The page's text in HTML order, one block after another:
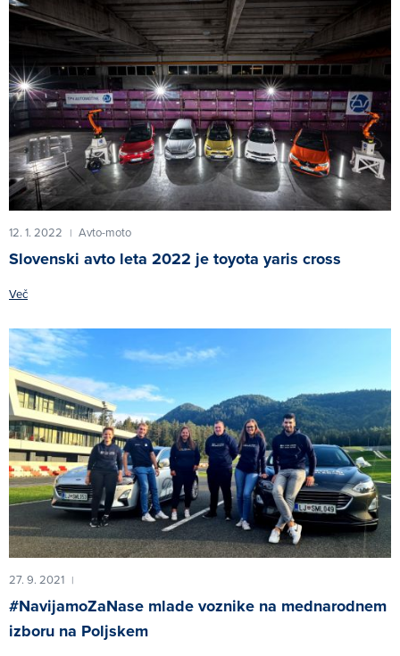
12. 1. 2022 | Avto-moto
Slovenski avto leta 2022 je toyota yaris cross
Več
27. 9. 2021 |
#NavijamoZaNase mlade voznike na mednarodnem
izboru na Poljskem